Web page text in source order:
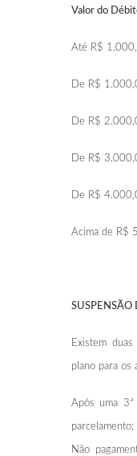
Valor do
Até R$
De R$
De R$
De R$
De R$
Acima de R$
SUSPENSÃO
Existem
plano para os
Após uma 3ª
parcelamento;
Não